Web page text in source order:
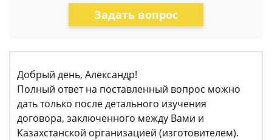
Задать вопрос
Добрый день, Александр!
Полный ответ на поставленный вопрос можно
дать только после детального изучения
договора, заключенного между Вами и
Казахстанской организацией (изготовителем).